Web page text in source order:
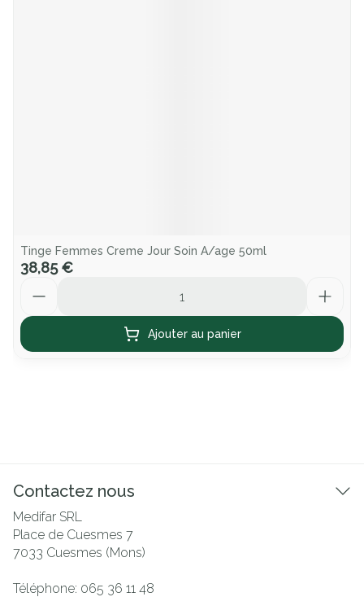
Tinge Femmes Creme Jour Soin A/age 50ml
38,85 €
Ajouter au panier
Contactez nous
Medifar SRL
Place de Cuesmes 7
7033 Cuesmes (Mons)
Téléphone: 065 36 11 48